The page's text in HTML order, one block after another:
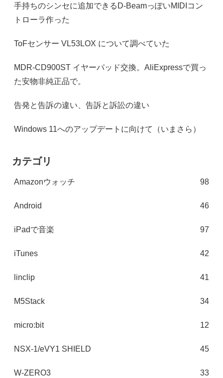
手持ちのシンセに追加できるD-BeamっぽいMIDIコン
トローラ作った
ToFセンサー VL53LOX について調べていた
MDR-CD900ST イヤーパッド交換。AliExpressで買っ
た安物非純正品で。
告発と告訴の違い、告訴と訴訟の違い
Windows 11へのアップデートに向けて（いまさら）
カテゴリ
Amazonウォッチ 98
Android 46
iPadで音楽 97
iTunes 42
linclip 41
M5Stack 34
micro:bit 12
NSX-1/eVY1 SHIELD 45
W-ZERO3 33